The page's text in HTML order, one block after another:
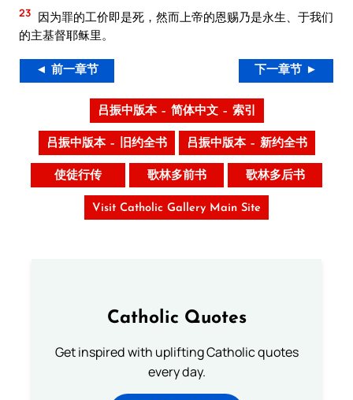
23 因为罪的工价即是死，然而上帝的恩赐乃是永生、于我们
的主基督耶稣里。
◄ 前一章节 下一章节 ►
吕振中版本 – 简体中文 – 索引
吕振中版本 – 旧约全书 吕振中版本 – 新约全书
使徒行传 歌林多前书 歌林多后书
Visit Catholic Gallery Main Site
Catholic Quotes
Get inspired with uplifting Catholic quotes
every day.